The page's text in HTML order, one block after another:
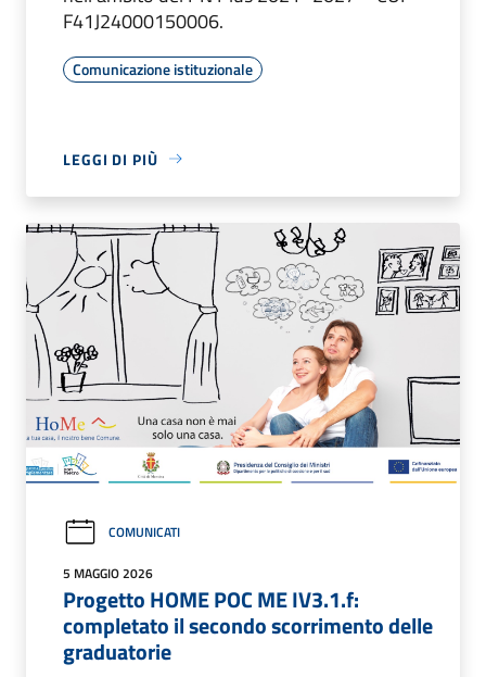
F41J24000150006.
Comunicazione istituzionale
LEGGI DI PIÙ
COMUNICATI
5 MAGGIO 2026
Progetto HOME POC ME IV3.1.f:
completato il secondo scorrimento delle
graduatorie